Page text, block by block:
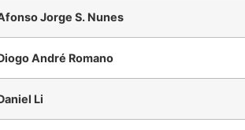
Jorge S. Nunes
André Romano
Li